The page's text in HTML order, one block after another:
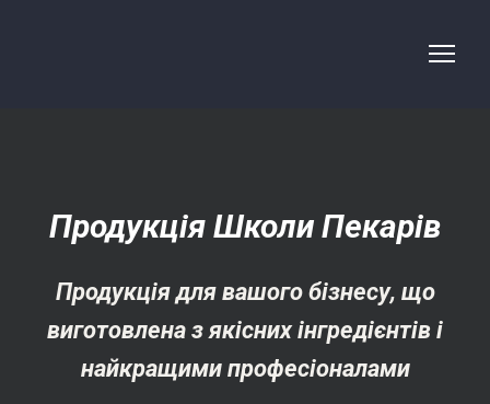
Продукція Школи Пекарів
Продукція для вашого бізнесу, що
виготовлена з якісних інгредієнтів і
найкращими професіоналами